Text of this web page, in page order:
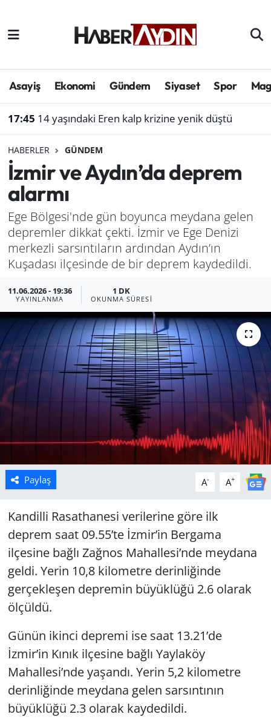
Asayiş Ekonomi Gündem Siyaset Spor
17:45 14 yaşındaki Eren kalp krizine yenik düştü
HABERLER GÜNDEM
İzmir ve Aydın’da deprem
alarmı
Ege Bölgesi'nde gün boyunca meydana gelen
depremler dikkat çekti. İzmir ve Ege Denizi
merkezli sarsıntıların ardından Aydın’ın
Kuşadası ilçesinde de bir deprem kaydedildi.
11.06.2026 - 19:36
YAYINLANMA
1 DK
OKUNMA SÜRESI
Paylaş A- A+
Kandilli Rasathanesi verilerine göre ilk
deprem saat 09.55’te İzmir’in Bergama
ilçesine bağlı Zağnos Mahallesi’nde meydana
geldi. Yerin 10,8 kilometre derinliğinde
gerçekleşen depremin büyüklüğü 2.6 olarak
ölçüldü.
Günün ikinci depremi ise saat 13.21’de
İzmir’in Kınık ilçesine bağlı Yaylaköy
Mahallesi’nde yaşandı. Yerin 5,2 kilometre
derinliğinde meydana gelen sarsıntının
büyüklüğü 2.3 olarak kaydedildi.
Afyonkarahisar
Çevre
Genel
Haber
Izmir
Kütahya
Manisa
Muğla
Politika
Uşak
Aydın Hava Durumu
Süper Lig Puan Durumu ve Fikstür
Son Dakika Haberleri
Haber Arşivi